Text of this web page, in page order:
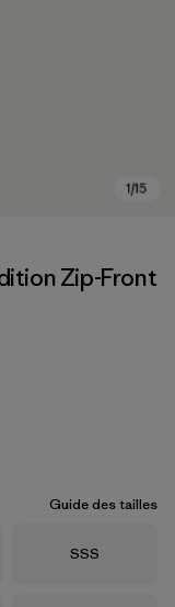
Zip-Front
Guide des tailles
Taille
SSS